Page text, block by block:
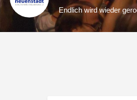
Endlich wird wieder